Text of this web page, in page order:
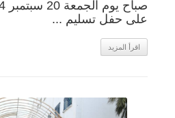
على حفل تسليم ...
اقرأ المزيد